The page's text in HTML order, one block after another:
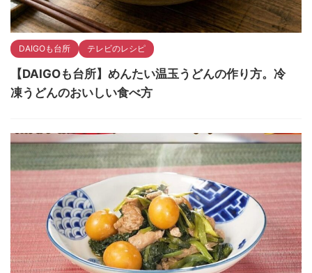
DAIGOも台所 テレビのレシピ
【DAIGOも台所】めんたい温玉うどんの作り方。冷
凍うどんのおいしい食べ方